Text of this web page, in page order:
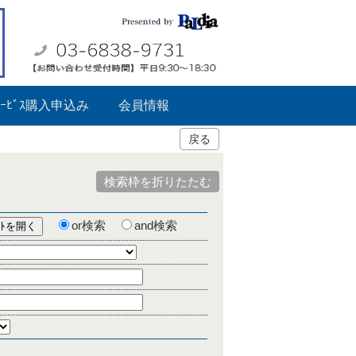
ﾋﾞｽ購入申込み 会員情報
戻る
検索枠を折りたたむ
or検索 and検索